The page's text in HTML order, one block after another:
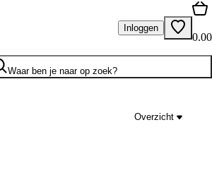
Inloggen
0.00
Waar ben je naar op zoek?
Overzicht